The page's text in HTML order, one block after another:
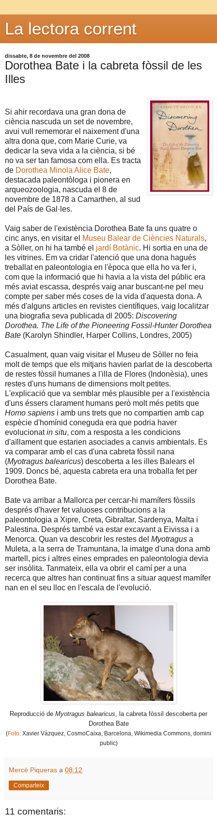
La lectora corrent
dissabte, 8 de novembre del 2008
Dorothea Bate i la cabreta fòssil de les
Illes
Si ahir recordava una gran dona de
ciència nascuda un set de novembre,
avui vull rememorar el naixement d'una
altra dona que, com Marie Curie, va
dedicar la seva vida a la ciència, si bé
no va ser tan famosa com ella. Es tracta
de Dorothea Minola Alice Bate,
destacada paleontòloga i pionera en
arqueozoologia, nascuda el 8 de
novembre de 1878 a Camarthen, al sud
del País de Gal·les.
Vaig saber de l'existència Dorothea Bate fa uns quatre o
cinc anys, en visitar el Museu Balear de Ciències Naturals,
a Sòller, on hi ha també el jardí Botànic. Hi sortia en una de
les vitrines. Em va cridar l'atenció que una dona hagués
treballat en paleontologia en l'època que ella ho va fer i,
com que la informació que hi havia a la vista del públic era
més aviat escassa, després vaig anar buscant-ne pel meu
compte per saber més coses de la vida d'aquesta dona. A
més d'alguns articles en revistes científiques, vaig localitzar
una biografia seva publicada dl 2005: Discovering
Dorothea. The Life of the Pioneering Fossil-Hunter Dorothea
Bate (Karolyn Shindler, Harper Collins, Londres, 2005)
Casualment, quan vaig visitar el Museu de Sòller no feia
molt de temps que els mitjans havien parlat de la descoberta
de restes fòssil humanes a l'illa de Flores (Indonèsia), unes
restes d'uns humans de dimensions molt petites.
L'explicació que va semblar més plausible per a l'existència
d'uns éssers clarament humans però molt més petits que
Homo sapiens i amb uns trets que no compartien amb cap
espècie d'homínid coneguda era que podria haver
evolucionatin situ, com a resposta a les condicions
d'aïllament que estarien asociades a canvis ambientals. Es
va comparar amb el cas d'una cabreta fòssil nana
(Myotragus balearicus) descoberta a les illes Balears el
1909. Doncs bé, aquesta cabreta era una troballa fet per
Dorothea Bate.
Bate va arribar a Mallorca per cercar-hi mamífers fòssils
després d'haver fet valuoses contribucions a la
paleontologia a Xipre, Creta, Gibraltar, Sardenya, Malta i
Palestina. Després també va estar excavant a Eivissa i a
Menorca. Quan va descobrir les restes del Myotragus a
Muleta, a la serra de Tramuntana, la imatge d'una dona amb
martell, pics i altres eines emprades en paleontologia devia
ser insòlita. Tanmateix, ella va obrir el camí per a una
recerca que altres han continuat fins a situar aquest mamífer
nan en el seu lloc en l'escala de l'evolució.
Reproducció de Myotragus balearicus , la cabreta fòssil descoberta per
Dorothea Bate
(Foto: Xavier Vázquez, CosmoCaixa, Barcelona, Wikimedia Commons, domini
public)
Mercè Piqueras a 08:12
Comparteix
11 comentaris: